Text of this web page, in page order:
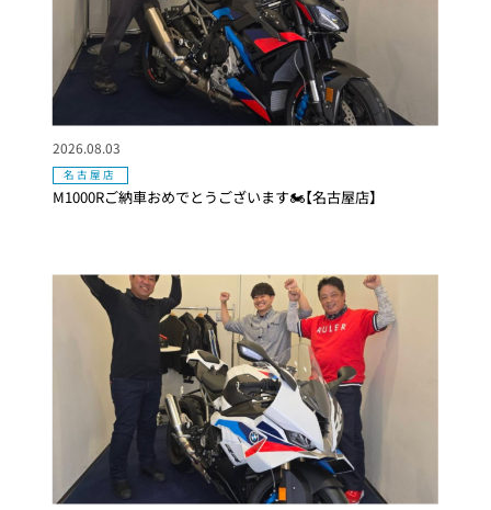
M1000Rご納車おめでとうございます🏍【名古屋店】
2026.08.03
名古屋店